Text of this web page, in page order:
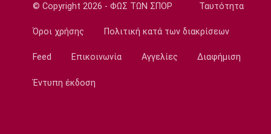
Διάψευση ΑΕΚ για τον Ακράμ Μπουράς
11:10
ΠΑΟΚ: Έφτασε στη Θεσσαλονίκη και ο
© Copyright 2026 - ΦΩΣ ΤΩΝ ΣΠΟΡ Ταυτότητα
Όροι χρήσης Πολιτική κατά των διακρίσεων
Feed Επικοινωνία Αγγελίες Διαφήμιση
Έντυπη έκδοση